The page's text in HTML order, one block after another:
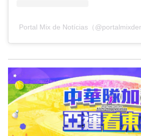
Portal Mix de Notícias（